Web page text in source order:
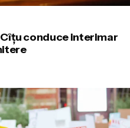
Cîțu conduce interimar